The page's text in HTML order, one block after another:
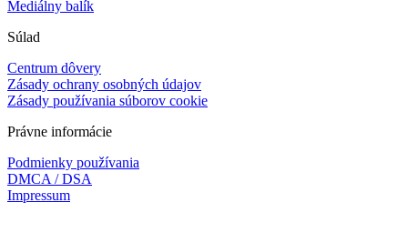
Mediálny balík
Súlad
Centrum dôvery
Zásady ochrany osobných údajov
Zásady používania súborov cookie
Právne informácie
Podmienky používania
DMCA / DSA
Impressum